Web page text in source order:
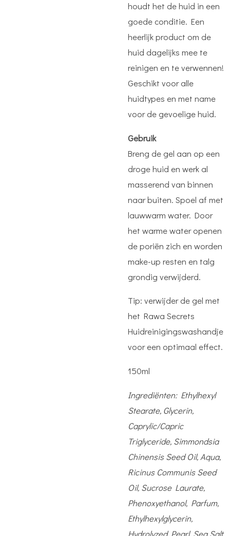
houdt het de huid in een
goede conditie. Een
heerlijk product om de
huid dagelijks mee te
reinigen en te verwennen!
Geschikt voor alle
huidtypes en met name
voor de gevoelige huid.
Gebruik
Breng de gel aan op een
droge huid en werk al
masserend van binnen
naar buiten. Spoel af met
lauwwarm water. Door
het warme water openen
de poriën zich en worden
make-up resten en talg
grondig verwijderd.
Tip: verwijder de gel met
het Rawa Secrets
Huidreinigingswashandje
voor een optimaal effect.
150ml
Ingrediënten: Ethylhexyl
Stearate, Glycerin,
Caprylic/Capric
Triglyceride, Simmondsia
Chinensis Seed Oil, Aqua,
Ricinus Communis Seed
Oil, Sucrose Laurate,
Phenoxyethanol, Parfum,
Ethylhexylglycerin,
Hydrolyzed Pearl, Sea Salt